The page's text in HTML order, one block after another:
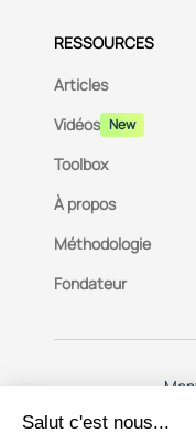
RESSOURCES
Articles
Vidéos New
Toolbox
À propos
Méthodologie
Fondateur